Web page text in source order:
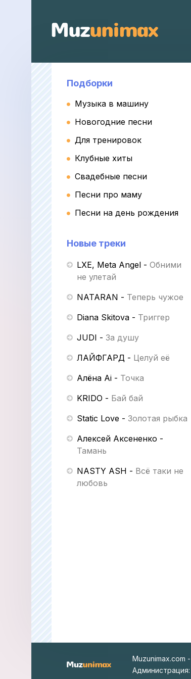
Подборки
Музыка в машину
Новогодние песни
Для тренировок
Клубные хиты
Свадебные песни
Песни про маму
Песни на день рождения
Новые треки
LXE, Meta Angel - Обними
не улетай
NATARAN - Теперь чужое
Diana Skitova - Триггер
JUDI - За душу
ЛАЙФГАРД - Целуй её
Алёна Ai - Точка
KRIDO - Бай бай
Static Love - Золотая рыбка
Алексей Аксененко -
Тамань
NASTY ASH - Всё таки не
любовь
Muzunimax.com
Администрация: